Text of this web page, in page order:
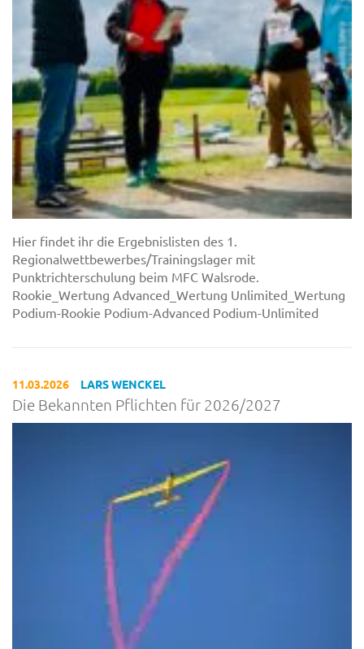
Hier findet ihr die Ergebnislisten des 1.
Regionalwettbewerbes/Trainingslager mit
Punktrichterschulung beim MFC Walsrode.
Rookie_Wertung Advanced_Wertung Unlimited_Wertung
Podium-Rookie Podium-Advanced Podium-Unlimited
11.03.2026 LARS WENCKEL
Die Bekannten Pflichten für 2026/2027